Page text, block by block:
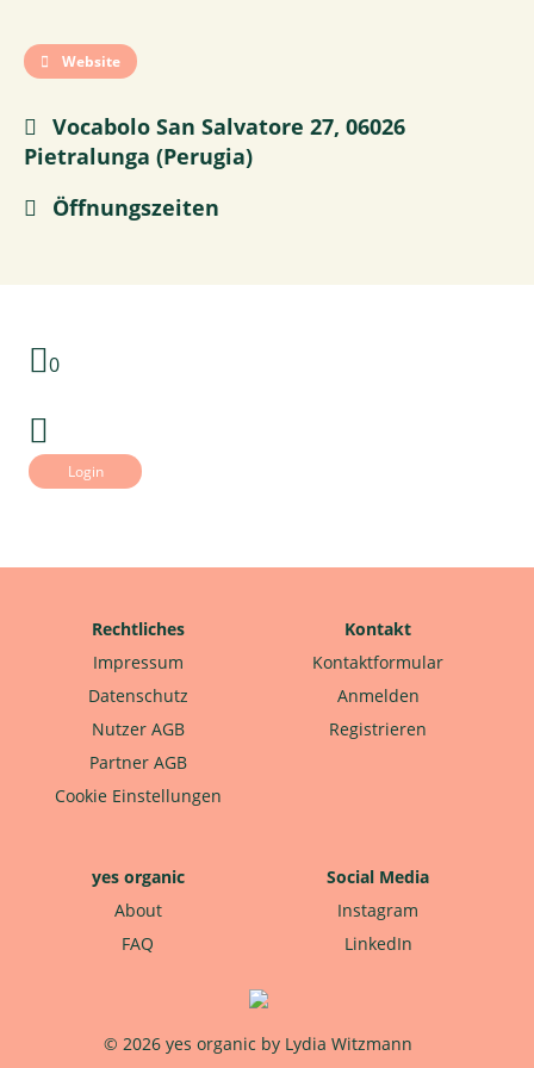
Website
Vocabolo San Salvatore 27, 06026
Pietralunga (Perugia)
Öffnungszeiten
0
Login
Rechtliches
Impressum
Datenschutz
Nutzer AGB
Partner AGB
Cookie Einstellungen
Kontakt
Kontaktformular
Anmelden
Registrieren
yes organic
About
FAQ
Social Media
Instagram
LinkedIn
© 2026 yes organic by Lydia Witzmann